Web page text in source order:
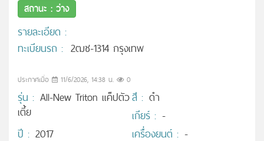
สถานะ : ว่าง
รายละเอียด :
ทะเบียนรถ : 2ฒช-1314 กรุงเทพ
ประกาศเมื่อ 11/6/2026, 14:38 น. 0
รุ่น : All-New Triton แค็ปตัว
เตี้ย
สี : ดำ
เกียร์ : -
ปี : 2017 เครื่องยนต์ : -